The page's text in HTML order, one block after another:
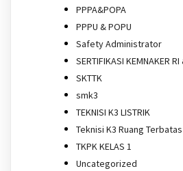
PPPA&POPA
PPPU & POPU
Safety Administrator
SERTIFIKASI KEMNAKER RI
SKTTK
smk3
TEKNISI K3 LISTRIK
Teknisi K3 Ruang Terbatas
TKPK KELAS 1
Uncategorized